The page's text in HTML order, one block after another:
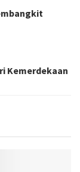
Kemerdekaan